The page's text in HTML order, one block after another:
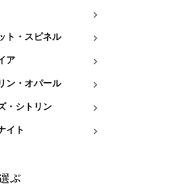
ト・スピネル
ア
ン・オパール
・シトリン
イト
ぶ